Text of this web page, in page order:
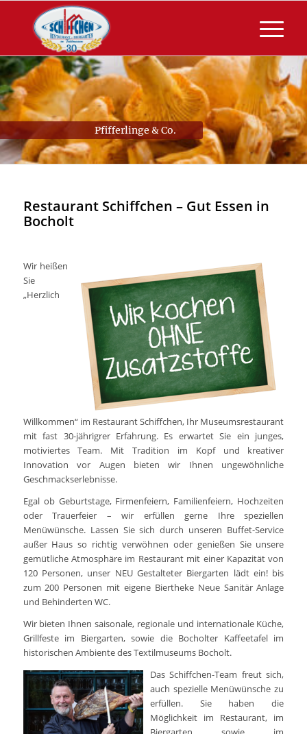
Pfifferlinge & Co.
Restaurant Schiffchen – Gut Essen in
Bocholt
Wir heißen
Sie
„Herzlich
Willkommen“ im Restaurant Schiffchen, Ihr Museumsrestaurant
mit fast 30-jährigrer Erfahrung. Es erwartet Sie ein junges,
motiviertes Team. Mit Tradition im Kopf und kreativer
Innovation vor Augen bieten wir Ihnen ungewöhnliche
Geschmackserlebnisse.
Egal ob Geburtstage, Firmenfeiern, Familienfeiern, Hochzeiten
oder Trauerfeier – wir erfüllen gerne Ihre speziellen
Menüwünsche. Lassen Sie sich durch unseren Buffet-Service
außer Haus so richtig verwöhnen oder genießen Sie unsere
gemütliche Atmosphäre im Restaurant mit einer Kapazität von
120 Personen, unser NEU Gestalteter Biergarten lädt ein! bis
zum 200 Personen mit eigene Biertheke Neue Sanitär Anlage
und Behinderten WC.
Wir bieten Ihnen saisonale, regionale und internationale Küche,
Grillfeste im Biergarten, sowie die Bocholter Kaffeetafel im
historischen Ambiente des Textilmuseums Bocholt.
Das Schiffchen-Team freut sich,
auch spezielle Menüwünsche zu
erfüllen. Sie haben die
Möglichkeit im Restaurant, im